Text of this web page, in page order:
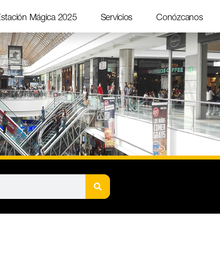
Mágica 2025 Servicios Conózcanos